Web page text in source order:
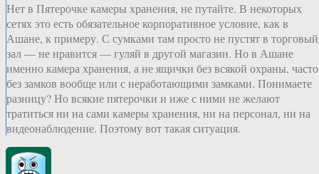
Нет в Пятерочке камеры хранения, не путайте. В некоторых
сетях это есть обязательное корпоративное условие, как в
Ашане, к примеру. С сумками там просто не пустят в торговый
зал — не нравится — гуляй в другой магазин. Но в Ашане
именно камера хранения, а не ящички без всякой охраны, часто
без замков вообще или с неработающими замками. Понимаете
разницу? Но всякие пятерочки и иже с ними не желают
тратиться ни на сами камеры хранения, ни на персонал, ни на
видеонаблюдение. Поэтому вот такая ситуация.